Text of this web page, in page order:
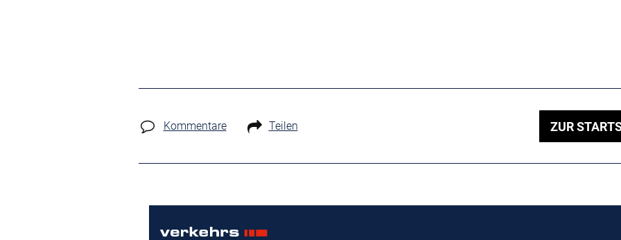
Kommentare Teilen ZUR